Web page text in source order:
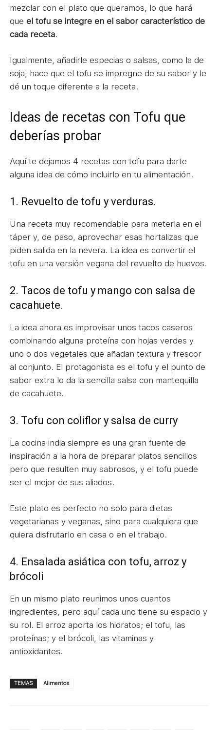
mezclar con el plato que queramos, lo que hará
que el tofu se integre en el sabor característico de
cada receta.
Igualmente, añadirle especias o salsas, como la de
soja, hace que el tofu se impregne de su sabor y le
dé un toque diferente a la receta.
Ideas de recetas con Tofu que
deberías probar
Aquí te dejamos 4 recetas con tofu para darte
alguna idea de cómo incluirlo en tu alimentación.
1. Revuelto de tofu y verduras.
Una receta muy recomendable para meterla en el
táper y, de paso, aprovechar esas hortalizas que
piden salida en la nevera. La idea es convertir el
tofu en una versión vegana del revuelto de huevos.
2. Tacos de tofu y mango con salsa de
cacahuete.
La idea ahora es improvisar unos tacos caseros
combinando alguna proteína con hojas verdes y
uno o dos vegetales que añadan textura y frescor
al conjunto. El protagonista es el tofu y el punto de
sabor extra lo da la sencilla salsa con mantequilla
de cacahuete.
3. Tofu con coliflor y salsa de curry
La cocina india siempre es una gran fuente de
inspiración a la hora de preparar platos sencillos
pero que resulten muy sabrosos, y el tofu puede
ser el mejor de sus aliados.
Este plato es perfecto no solo para dietas
vegetarianas y veganas, sino para cualquiera que
quiera disfrutarlo en casa o en el trabajo.
4. Ensalada asiática con tofu, arroz y
brócoli
En un mismo plato reunimos unos cuantos
ingredientes, pero aquí cada uno tiene su espacio y
su rol. El arroz aporta los hidratos; el tofu, las
proteínas; y el brócoli, las vitaminas y
antioxidantes.
TEMAS Alimentos